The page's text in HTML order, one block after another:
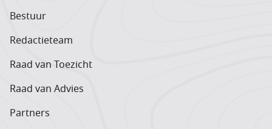
Bestuur
Redactieteam
Raad van Toezicht
Raad van Advies
Partners